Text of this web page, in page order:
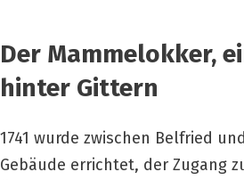
Der Mammelokker,
hinter Gittern
1741 wurde zwischen Belfried
Gebäude errichtet, der Zugang